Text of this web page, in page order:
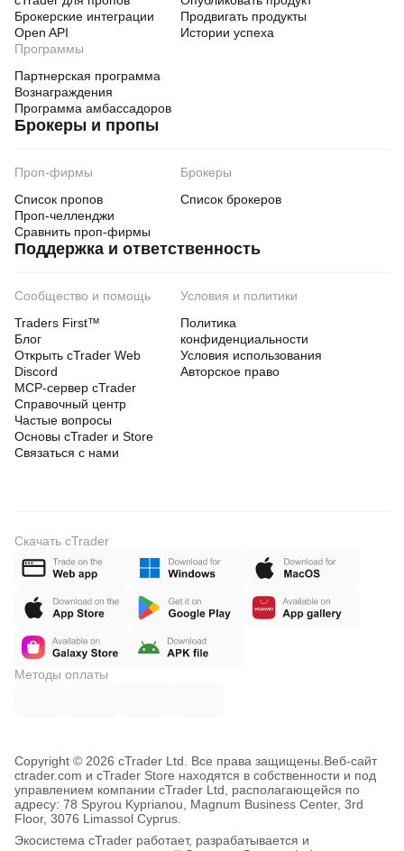
Брокерские интеграции
Open API
Продвигать продукты
Истории успеха
Программы
Партнерская программа
Вознаграждения
Программа амбассадоров
Брокеры и пропы
Проп-фирмы
Список пропов
Проп-челленджи
Сравнить проп-фирмы
Брокеры
Список брокеров
Поддержка и ответственность
Сообщество и помощь
Traders First™
Блог
Открыть cTrader Web
Discord
MCP-сервер cTrader
Справочный центр
Частые вопросы
Основы cTrader и Store
Связаться с нами
Условия и политики
Политика
конфиденциальности
Условия использования
Авторское право
Скачать cTrader
Методы оплаты
Copyright © 2026 cTrader Ltd. Все права защищены. Веб-сайт
ctrader.com и cTrader Store находятся в собственности и под
управлением компании cTrader Ltd, располагающейся по
адресу: 78 Spyrou Kyprianou, Magnum Business Center, 3rd
Floor, 3076 Limassol Cyprus.
Экосистема cTrader работает, разрабатывается и